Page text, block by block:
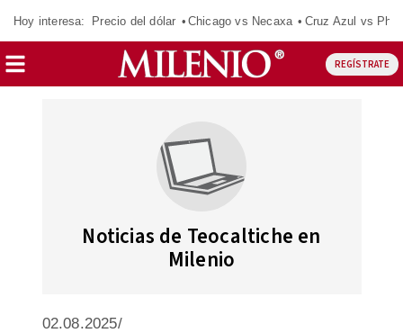
Hoy interesa: Precio del dólar Chicago vs Necaxa Cruz Azul vs
REGÍSTRATE
Noticias de Teocaltiche en
Milenio
02.08.2025/